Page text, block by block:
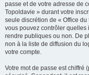
passe et de votre adresse de
Topoldavie » durant votre
seule discrétion de « Office
vous pouvez contrôler quelles
rendre publiques ou non. De
non à la liste de diffusion du
votre compte.
Votre mot de passe est chiffré